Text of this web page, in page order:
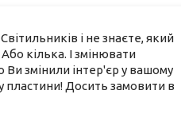
і не знаєте, який
кілька. І змінювати
змінили інтер'єр у вашому
пластини! Досить замовити в